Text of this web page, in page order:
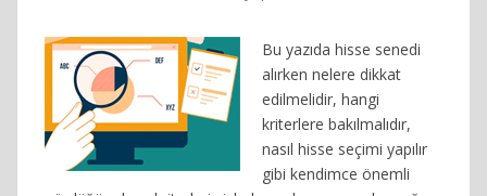
Bu yazıda hisse senedi
alırken nelere dikkat
edilmelidir, hangi
kriterlere bakılmalıdır,
nasıl hisse seçimi yapılır
gibi kendimce önemli